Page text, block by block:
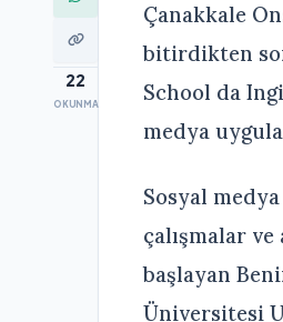
22
OKUNMA
Çanakkale
bitirdikten
School da
medya
Sosyal
çalışmalar
başlayan
Üniversitesi